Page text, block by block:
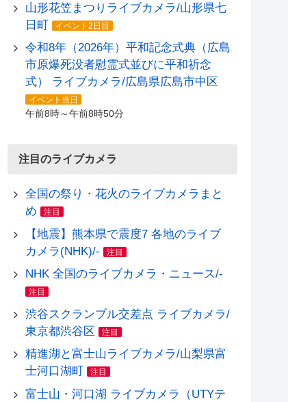
山形花笠まつりライブカメラ/山形県七
日町
イベント2日目
令和8年（2026年）平和記念式典（広島
市原爆死没者慰霊式並びに平和祈念
式） ライブカメラ/広島県広島市中区
イベント当日
午前8時～午前8時50分
注目のライブカメラ
全国の祭り・花火のライブカメラまと
め
注目
【地震】熊本県で震度7 各地のライブ
カメラ(NHK)/-
注目
NHK 全国のライブカメラ・ニュース/-
注目
渋谷スクランブル交差点 ライブカメラ/
東京都渋谷区
注目
精進湖と富士山ライブカメラ/山梨県富
士河口湖町
注目
富士山・河口湖 ライブカメラ（UTYテ